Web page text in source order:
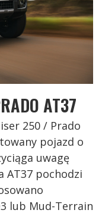
AT37
250 / Prado
pojazd o
uwagę
AT37 pochodzi
lub Mud-Terrain